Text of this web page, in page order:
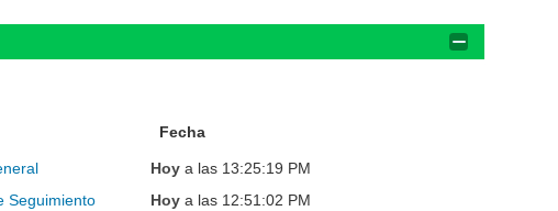
Fecha
Hoy a las 13:25:19 PM
Seguimiento Hoy a las 12:51:02 PM